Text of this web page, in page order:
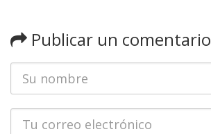
Publicar un comentario